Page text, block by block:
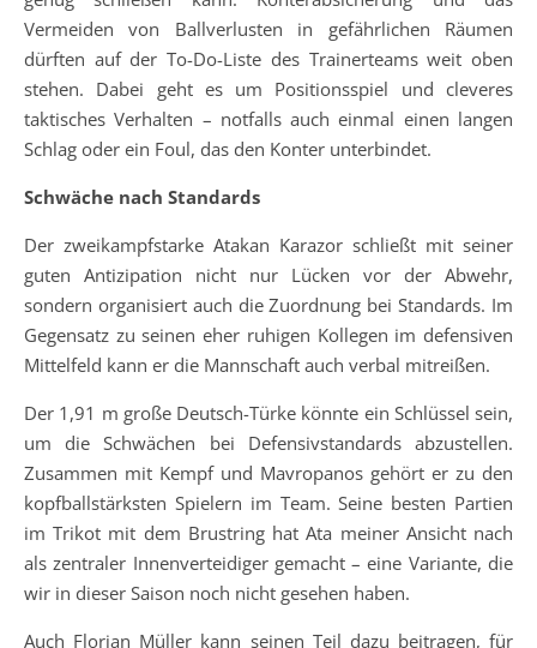
Vermeiden von Ballverlusten in gefährlichen Räumen
dürften auf der To-Do-Liste des Trainerteams weit oben
stehen. Dabei geht es um Positionsspiel und cleveres
taktisches Verhalten – notfalls auch einmal einen langen
Schlag oder ein Foul, das den Konter unterbindet.
Schwäche nach Standards
Der zweikampfstarke Atakan Karazor schließt mit seiner
guten Antizipation nicht nur Lücken vor der Abwehr,
sondern organisiert auch die Zuordnung bei Standards. Im
Gegensatz zu seinen eher ruhigen Kollegen im defensiven
Mittelfeld kann er die Mannschaft auch verbal mitreißen.
Der 1,91 m große Deutsch-Türke könnte ein Schlüssel sein,
um die Schwächen bei Defensivstandards abzustellen.
Zusammen mit Kempf und Mavropanos gehört er zu den
kopfballstärksten Spielern im Team. Seine besten Partien
im Trikot mit dem Brustring hat Ata meiner Ansicht nach
als zentraler Innenverteidiger gemacht – eine Variante, die
wir in dieser Saison noch nicht gesehen haben.
Auch Florian Müller kann seinen Teil dazu beitragen, für